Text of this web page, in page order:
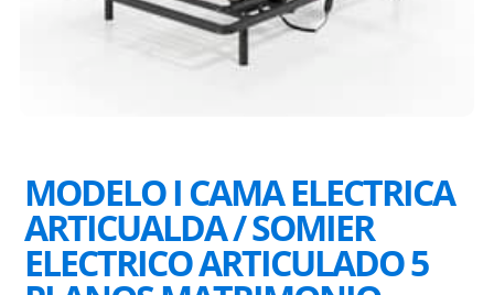
MODELO I CAMA ELECTRICA
ARTICUALDA / SOMIER
ELECTRICO ARTICULADO 5